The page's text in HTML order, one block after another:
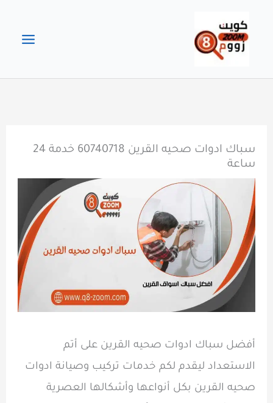
المحتوى
سباك ادوات صحيه القرين 60740718 خدمة 24
ساعة
أفضل سباك ادوات صحيه القرين على أتم
الاستعداد ليقدم لكم خدمات تركيب وصيانة ادوات
صحيه القرين بكل أنواعها وأشكالها العصرية